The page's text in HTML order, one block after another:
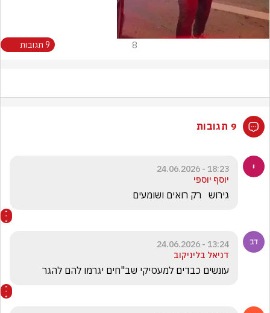
8 9 תגובות
9 תגובות
18:23 - 24.06.2026
יוסף יוספי
גירוש   רק רואים ושומעים
13:24 - 24.06.2026
דניאל בליניקוב
עונשים כבדים למעסיקי שב"חים יגרמו להם להגר